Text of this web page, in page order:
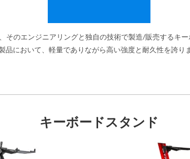
そのエンジニアリングと独自の技術で製造/販売するキ
品において、軽量でありながら高い強度と耐久性を誇り
キーボードスタンド